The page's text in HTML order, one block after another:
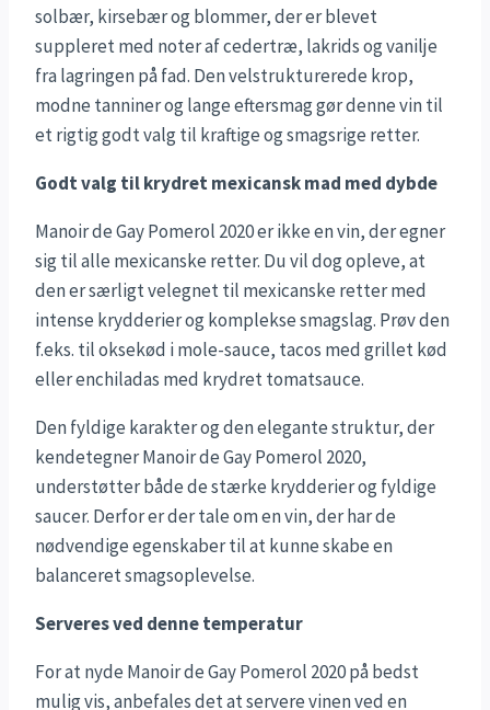
solbær, kirsebær og blommer, der er blevet
suppleret med noter af cedertræ, lakrids og vanilje
fra lagringen på fad. Den velstrukturerede krop,
modne tanniner og lange eftersmag gør denne vin til
et rigtig godt valg til kraftige og smagsrige retter.
Godt valg til krydret mexicansk mad med dybde
Manoir de Gay Pomerol 2020 er ikke en vin, der egner
sig til alle mexicanske retter. Du vil dog opleve, at
den er særligt velegnet til mexicanske retter med
intense krydderier og komplekse smagslag. Prøv den
f.eks. til oksekød i mole-sauce, tacos med grillet kød
eller enchiladas med krydret tomatsauce.
Den fyldige karakter og den elegante struktur, der
kendetegner Manoir de Gay Pomerol 2020,
understøtter både de stærke krydderier og fyldige
saucer. Derfor er der tale om en vin, der har de
nødvendige egenskaber til at kunne skabe en
balanceret smagsoplevelse.
Serveres ved denne temperatur
For at nyde Manoir de Gay Pomerol 2020 på bedst
mulig vis, anbefales det at servere vinen ved en